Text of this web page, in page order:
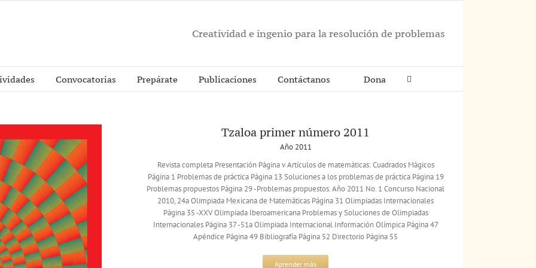
Creatividad e ingenio para la resolución de problemas
Convocatorias Prepárate Publicaciones Contáctanos Dona
Tzaloa primer número 2011
Año 2011
Revista completa Presentación Página v Artículos de matemáticas: Cuadrados Mágicos
Página 1 Problemas de práctica Página 13 Soluciones a los problemas de práctica Página 19
Problemas propuestos Página 29 -Problemas propuestos. Año 2011 No. 1 Concurso Nacional
2010, 24a Olimpiada Mexicana de Matemáticas Página 31 Olimpiadas Internacionales
Página 35 -XXV Olimpiada Iberoamericana Problemas y Soluciones de Olimpiadas
Internacionales Página 37 -51a Olimpiada Internacional Información Olímpica Página 47
Apéndice Página 49 Bibliografía Página 52 Directorio Página 55
Aprender más